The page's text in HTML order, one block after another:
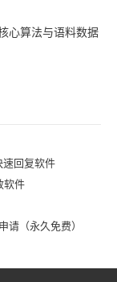
心算法与语料数据
速回复软件
软件
请（永久免费）